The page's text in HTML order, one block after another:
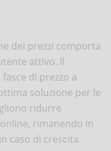
dei prezzi comporta
attivo. Il
di prezzo a
soluzione per le
ridurre
rimanendo in
caso di crescita